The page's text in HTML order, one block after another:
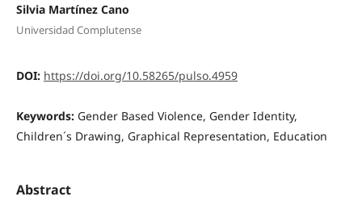
Silvia Martínez Cano
Universidad Complutense
DOI: https://doi.org/10.58265/pulso.4959
Keywords: Gender Based Violence, Gender Identity,
Children´s Drawing, Graphical Representation, Education
Abstract